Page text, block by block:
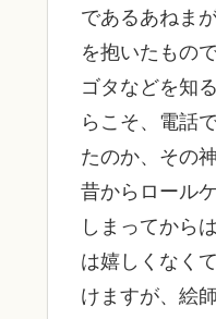
であるあねま
を抱いたもの
ゴタなどを知
らこそ、電話
たのか、その
昔からロール
しまってから
は嬉しくなく
けますが、絵